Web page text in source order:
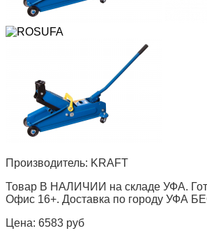
Производитель: KRAFT
Товар В НАЛИЧИИ на складе УФА.
Офис 16+. Доставка по городу УФА
Цена: 6583 руб